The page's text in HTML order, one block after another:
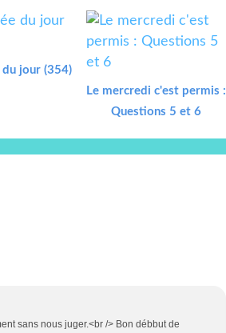
du jour (354)
Le mercredi c'est permis :
Questions 5 et 6
sans nous juger.<br /> Bon débbut de